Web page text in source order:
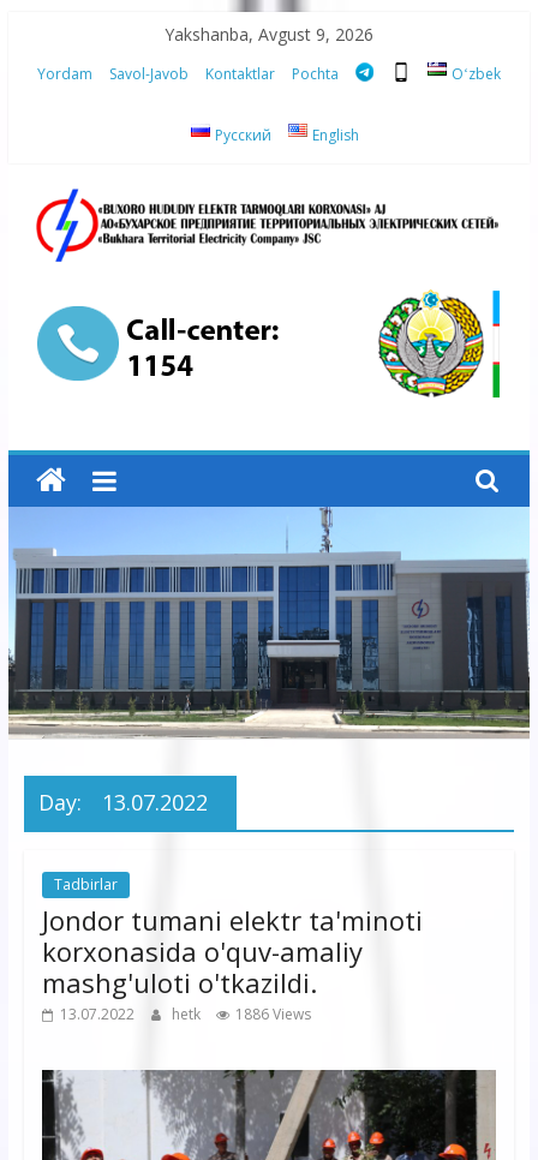
content
Yakshanba, Avgust 9, 2026
Yordam Savol-Javob Kontaktlar Pochta Oʻzbek
Русский English
“Buxoro
hududiy
elektr
tarmoqlari
korxonasi”
AJ
“Buxoro
hududiy
korxonasi”
Day: 13.07.2022
Tadbirlar
Jondor tumani elektr ta'minoti
korxonasida o'quv-amaliy
mashg'uloti o'tkazildi.
13.07.2022 hetk 1886 Views